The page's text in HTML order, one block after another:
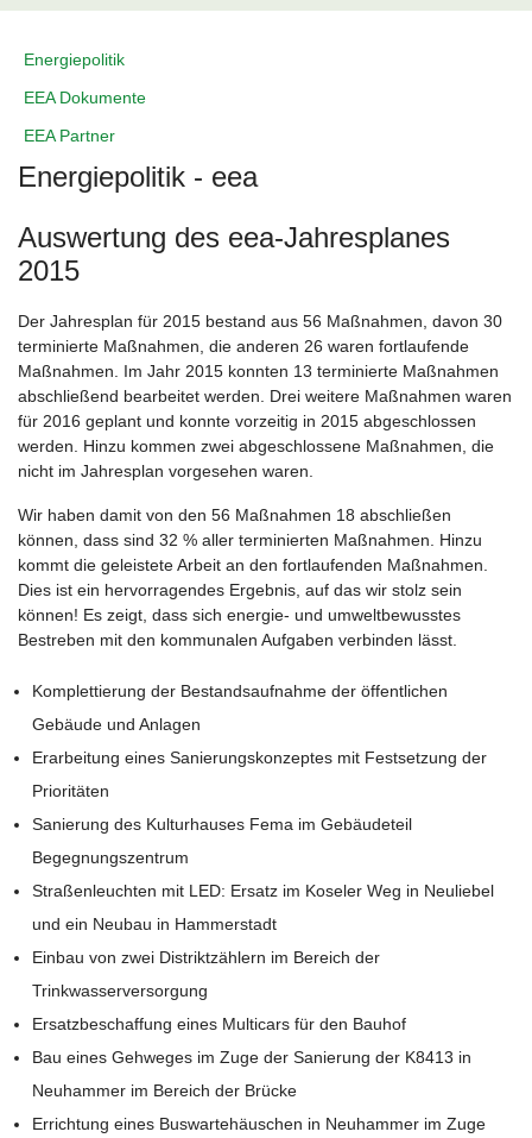
Energiepolitik
EEA Dokumente
EEA Partner
Energiepolitik - eea
Auswertung des eea-Jahresplanes
2015
Der Jahresplan für 2015 bestand aus 56 Maßnahmen, davon 30
terminierte Maßnahmen, die anderen 26 waren fortlaufende
Maßnahmen. Im Jahr 2015 konnten 13 terminierte Maßnahmen
abschließend bearbeitet werden. Drei weitere Maßnahmen waren
für 2016 geplant und konnte vorzeitig in 2015 abgeschlossen
werden. Hinzu kommen zwei abgeschlossene Maßnahmen, die
nicht im Jahresplan vorgesehen waren.
Wir haben damit von den 56 Maßnahmen 18 abschließen
können, dass sind 32 % aller terminierten Maßnahmen. Hinzu
kommt die geleistete Arbeit an den fortlaufenden Maßnahmen.
Dies ist ein hervorragendes Ergebnis, auf das wir stolz sein
können! Es zeigt, dass sich energie- und umweltbewusstes
Bestreben mit den kommunalen Aufgaben verbinden lässt.
Komplettierung der Bestandsaufnahme der öffentlichen
Gebäude und Anlagen
Erarbeitung eines Sanierungskonzeptes mit Festsetzung der
Prioritäten
Sanierung des Kulturhauses Fema im Gebäudeteil
Begegnungszentrum
Straßenleuchten mit LED: Ersatz im Koseler Weg in Neuliebel
und ein Neubau in Hammerstadt
Einbau von zwei Distriktzählern im Bereich der
Trinkwasserversorgung
Ersatzbeschaffung eines Multicars für den Bauhof
Bau eines Gehweges im Zuge der Sanierung der K8413 in
Neuhammer im Bereich der Brücke
Errichtung eines Buswartehäuschen in Neuhammer im Zuge